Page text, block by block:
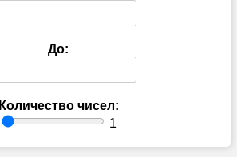
До:
Количество чисел:
1